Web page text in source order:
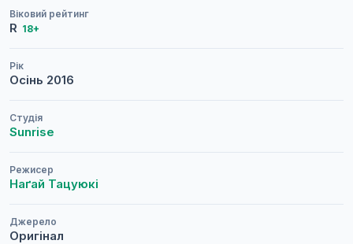
Віковий рейтинг
R 18+
Рік
Осінь 2016
Студія
Sunrise
Режисер
Наґай Тацуюкі
Джерело
Оригінал